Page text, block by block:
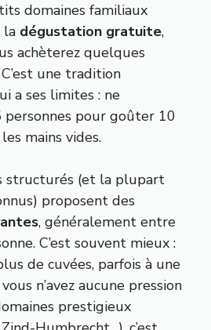
domaines familiaux
la dégustation gratuite,
achèterez quelques
une tradition
a ses limites : ne
personnes pour goûter 10
mains vides.
structurés (et la plupart
proposent des
, généralement entre
C’est souvent mieux :
de cuvées, parfois à une
n’avez aucune pression
prestigieux